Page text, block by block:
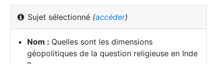
Sujet sélectionné (accéder)
Nom : Quelles sont les dimensions
géopolitiques de la question religieuse en Inde